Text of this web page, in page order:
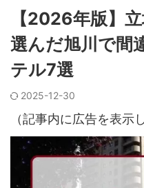
【2026年版】
選んだ旭川で間
テル7選
2025-12-30
（記事内に広告を表示